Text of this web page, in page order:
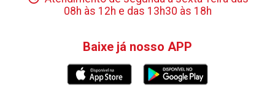
08h às 12h e das 13h30 às 18h
Baixe já nosso APP